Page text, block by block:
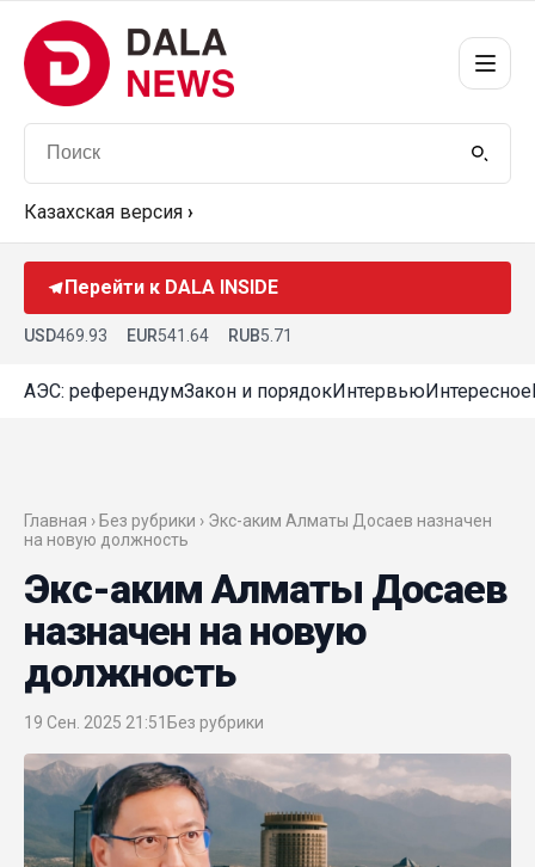
Казахская версия ›
Перейти к DALA INSIDE
USD469.93 EUR541.64 RUB5.71
АЭС: референдумЗакон и порядокИнтервьюИнтересное
Главная › Без рубрики › Экс-аким Алматы Досаев назначен
на новую должность
Экс-аким Алматы Досаев
назначен на новую
должность
19 Сен. 2025 21:51 Без рубрики